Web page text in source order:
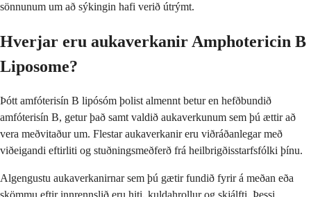
sönnunum um að sýkingin hafi verið útrýmt.
Hverjar eru aukaverkanir Amphotericin B
Liposome?
Þótt amfóterisín B lipósóm þolist almennt betur en hefðbundið
amfóterisín B, getur það samt valdið aukaverkunum sem þú ættir að
vera meðvitaður um. Flestar aukaverkanir eru viðráðanlegar með
viðeigandi eftirliti og stuðningsmeðferð frá heilbrigðisstarfsfólki þínu.
Algengustu aukaverkanirnar sem þú gætir fundið fyrir á meðan eða
skömmu eftir innrennslið eru hiti, kuldahrollur og skjálfti. Þessi